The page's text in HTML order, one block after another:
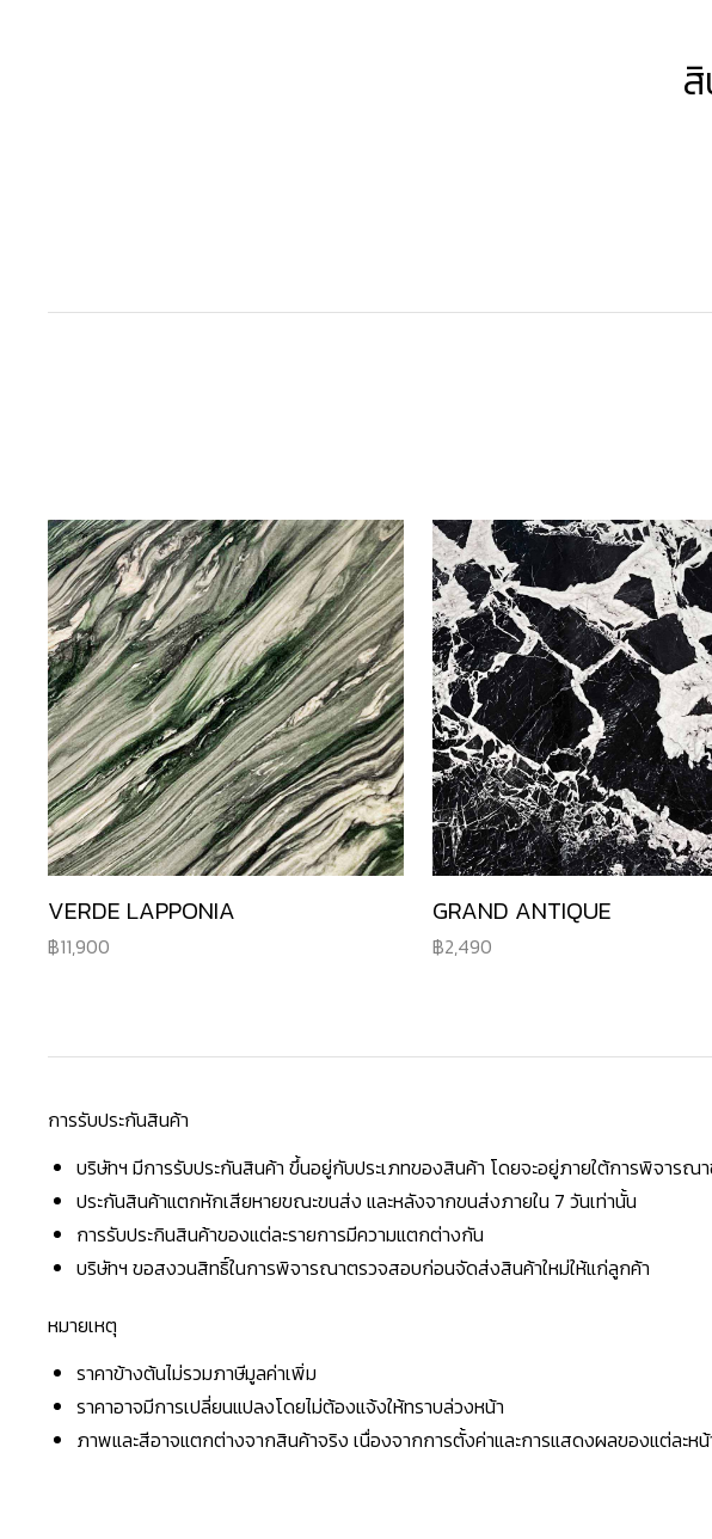
VERDE LAPPONIA
11,900
GRAND ANTIQUE
2,490
การรับประกันสินค้า
บริษัทฯ มีการรับประกันสินค้า ขึ้นอยู่กับประเภทของสินค้า โดยจะอยู่ภายใต้การพิจารณ
ประกันสินค้าแตกหักเสียหายขณะขนส่ง และหลังจากขนส่งภายใน 7 วันเท่านั้น
การรับประกินสินค้าของแต่ละรายการมีความแตกต่างกัน
บริษัทฯ ขอสงวนสิทธิ์ในการพิจารณาตรวจสอบก่อนจัดส่งสินค้าใหม่ให้แก่ลูกค้า
หมายเหตุ
ราคาข้างต้นไม่รวมภาษีมูลค่าเพิ่ม
ราคาอาจมีการเปลี่ยนแปลงโดยไม่ต้องแจ้งให้ทราบล่วงหน้า
ภาพและสีอาจแตกต่างจากสินค้าจริง เนื่องจากการตั้งค่าและการแสดงผลของแต่ละห